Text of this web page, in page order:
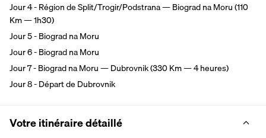
Jour 4 - Région de Split/Trogir/Podstrana — Biograd na Moru (110
Km — 1h30)
Jour 5 - Biograd na Moru
Jour 6 - Biograd na Moru
Jour 7 - Biograd na Moru — Dubrovnik (330 Km — 4 heures)
Jour 8 - Départ de Dubrovnik
Votre itinéraire détaillé